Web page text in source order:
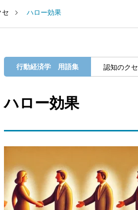
セ ハロー効果
行動経済学 用語集 認知のクセ
ハロー効果